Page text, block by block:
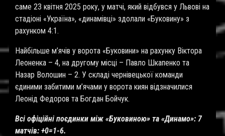
саме 23 квітня 2025 року, у матчі, який відбувся у Львові на
стадіоні «Україна», «динамівці» здолали «Буковину» з
рахунком 4:1.
Найбільше м’ячів у ворота «Буковини» на рахунку Віктора
Леоненка – 4, на другому місці – Павло Шкапенко та
Назар Волошин – 2. У складі чернівецької команди
єдиними забитими м’ячами у ворота киян відзначилися
Леонід Федоров та Богдан Бойчук.
Всі офіційні поєдинки між «Буковиною» та «Динамо»: 7
матчів: +0=1-6.